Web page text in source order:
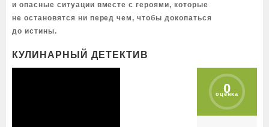
и опасные ситуации вместе с героями, которые
не остановятся ни перед чем, чтобы докопаться
до истины.
КУЛИНАРНЫЙ ДЕТЕКТИВ
0
оценка